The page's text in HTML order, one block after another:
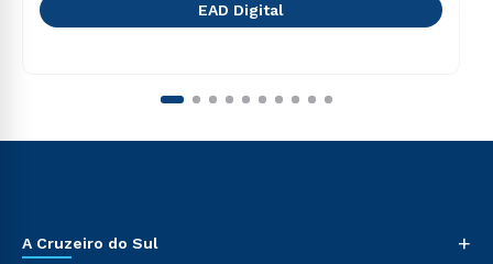
EAD Digital
A Cruzeiro do Sul +